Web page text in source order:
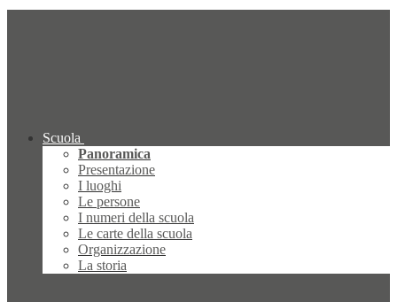
Scuola
Panoramica
Presentazione
I luoghi
Le persone
I numeri della scuola
Le carte della scuola
Organizzazione
La storia